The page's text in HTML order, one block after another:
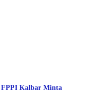
FPPI Kalbar Minta